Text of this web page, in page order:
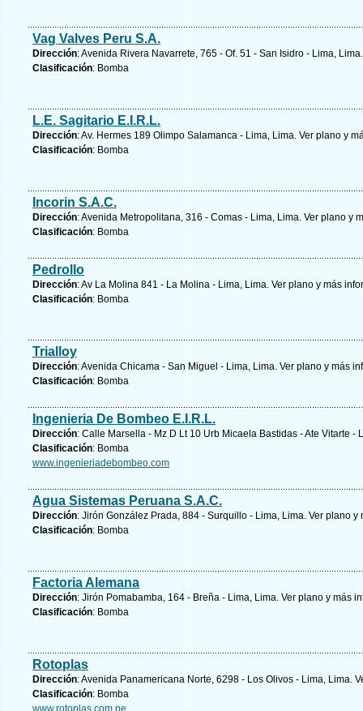
Vag Valves Peru S.A.
Dirección: Avenida Rivera Navarrete, 765 - Of. 51 - San Isidro - Lima,
Clasificación: Bomba
L.E. Sagitario E.I.R.L.
Dirección: Av. Hermes 189 Olimpo Salamanca - Lima, Lima. Ver plano y
Clasificación: Bomba
Incorin S.A.C.
Dirección: Avenida Metropolitana, 316 - Comas - Lima, Lima. Ver plano y
Clasificación: Bomba
Pedrollo
Dirección: Av La Molina 841 - La Molina - Lima, Lima. Ver plano y más
Clasificación: Bomba
Trialloy
Dirección: Avenida Chicama - San Miguel - Lima, Lima. Ver plano y más
Clasificación: Bomba
Ingenieria De Bombeo E.I.R.L.
Dirección: Calle Marsella - Mz D Lt 10 Urb Micaela Bastidas - Ate Vitarte -
Clasificación: Bomba
www.ingenieriadebombeo.com
Agua Sistemas Peruana S.A.C.
Dirección: Jirón González Prada, 884 - Surquillo - Lima, Lima. Ver plano y
Clasificación: Bomba
Factoria Alemana
Dirección: Jirón Pomabamba, 164 - Breña - Lima, Lima. Ver plano y más
Clasificación: Bomba
Rotoplas
Dirección: Avenida Panamericana Norte, 6298 - Los Olivos - Lima, Lima.
Clasificación: Bomba
www.rotoplas.com.pe